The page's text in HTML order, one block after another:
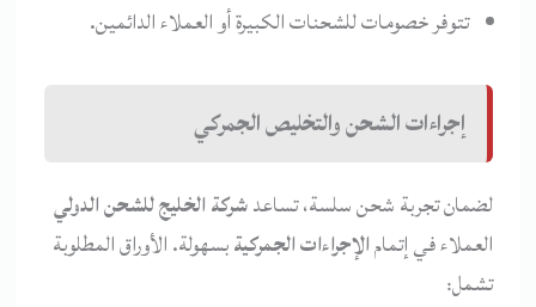
تتوفر خصومات للشحنات الكبيرة أو العملاء الدائمين.
إجراءات الشحن والتخليص الجمركي
لضمان تجربة شحن سلسة، تساعدشركة الخليج للشحن الدولي
العملاء في إتمامالإجراءات الجمركيةبسهولة. الأوراق المطلوبة
تشمل: